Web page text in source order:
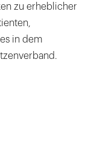
zu erheblicher
in dem